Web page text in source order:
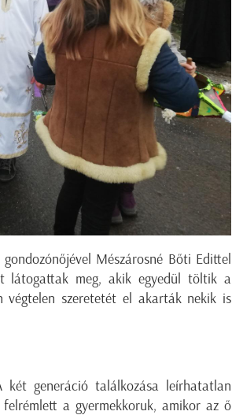
Mészárosné Bőti Edittel
látogattak meg, akik egyedül töltik a
végtelen szeretetét el akarták nekik is
generáció találkozása leírhatatlan
a gyermekkoruk, amikor az ő